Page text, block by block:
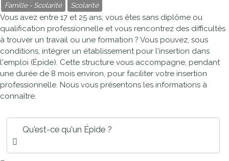
Famille - Scolarité Scolarité
Vous avez entre 17 et 25 ans, vous êtes sans diplôme ou
qualification professionnelle et vous rencontrez des difficultés
à trouver un travail ou une formation ? Vous pouvez, sous
conditions, intégrer un établissement pour l'insertion dans
l'emploi (Épide). Cette structure vous accompagne, pendant
une durée de 8 mois environ, pour faciliter votre insertion
professionnelle. Nous vous présentons les informations à
connaître.
Qu'est-ce qu'un Épide ?